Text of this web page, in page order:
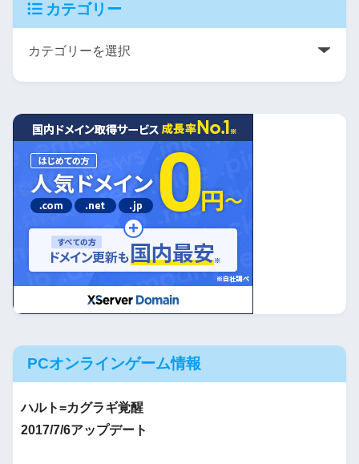
カテゴリー
PCオンラインゲーム情報
ハルト=カグラギ覚醒
2017/7/6アップデート